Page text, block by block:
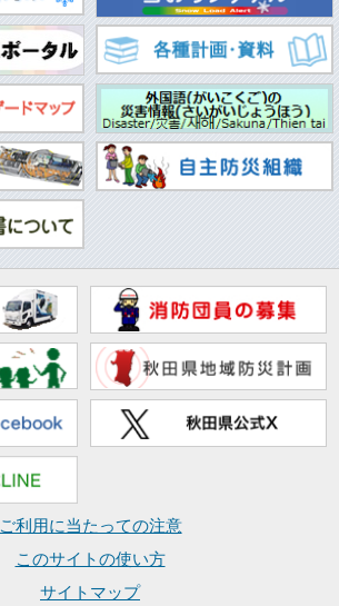
ご利用に当たっての注意
このサイトの使い方
サイトマップ